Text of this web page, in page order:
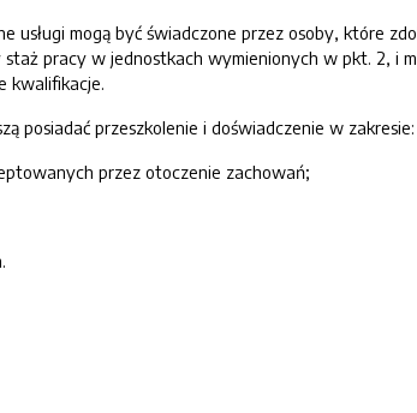
usługi mogą być świadczone przez osoby, które
pracy w jednostkach wymienionych w pkt. 2, i
kwalifikacje.
posiadać przeszkolenie i doświadczenie w zakresie:
przez otoczenie zachowań;